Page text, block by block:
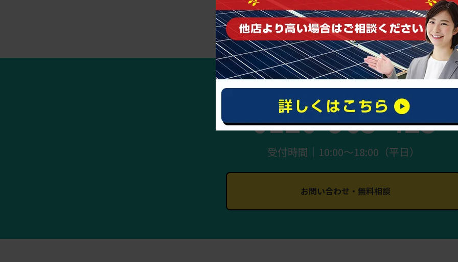
まずはお気軽にご相談ください
0120-963-425
受付時間｜10:00〜18:00（平日）
お問い合わせ・無料相談